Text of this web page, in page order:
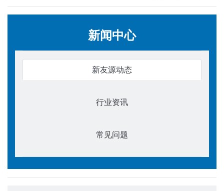
新闻中心
新友源动态
行业资讯
常见问题